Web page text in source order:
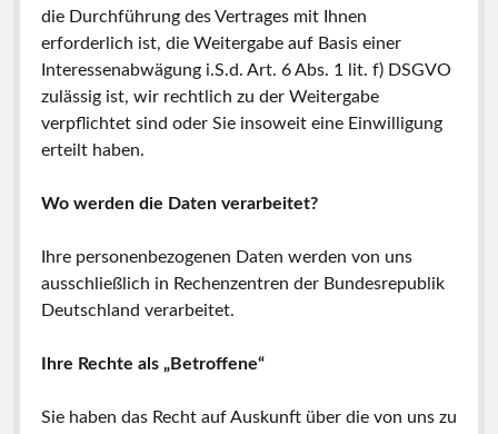
die Durchführung des Vertrages mit Ihnen
erforderlich ist, die Weitergabe auf Basis einer
Interessenabwägung i.S.d. Art. 6 Abs. 1 lit. f) DSGVO
zulässig ist, wir rechtlich zu der Weitergabe
verpflichtet sind oder Sie insoweit eine Einwilligung
erteilt haben.
Wo werden die Daten verarbeitet?
Ihre personenbezogenen Daten werden von uns
ausschließlich in Rechenzentren der Bundesrepublik
Deutschland verarbeitet.
Ihre Rechte als „Betroffene“
Sie haben das Recht auf Auskunft über die von uns zu